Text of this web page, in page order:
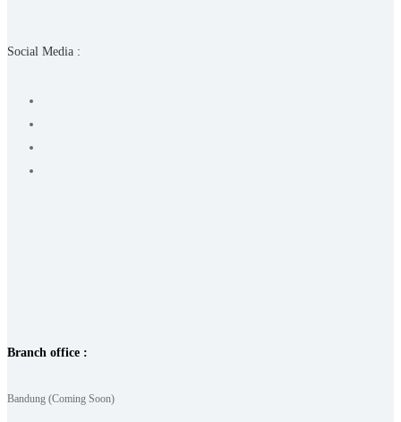
Social Media :
Branch office :
Bandung (Coming Soon)